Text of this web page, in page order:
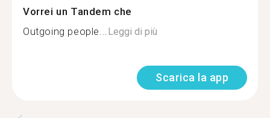
Vorrei un Tandem che
Outgoing people...Leggi di più
Scarica la app